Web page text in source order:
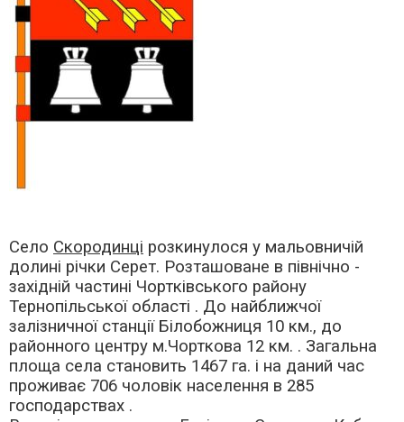
Село Скородинці розкинулося у мальовничій
долині річки Серет. Розташоване в північно -
західній частині Чортківського району
Тернопільської області . До найближчої
залізничної станції Білобожниця 10 км., до
районного центру м.Чорткова 12 км. . Загальна
площа села становить 1467 га. і на даний час
проживає 706 чоловік населення в 285
господарствах .